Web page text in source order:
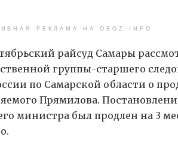
РЕКЛАМА НА OBOZ.INFO
райсуд Самары
группы-старшего
по Самарской области о
Прямилова.
министра был продлен на 3